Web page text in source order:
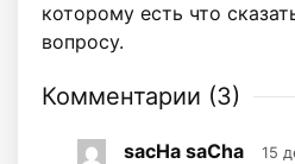
которому есть что
вопросу.
Комментарии (3)
sacHa saCha 15